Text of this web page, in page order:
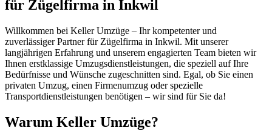
für Zügelfirma in Inkwil
Willkommen bei Keller Umzüge – Ihr kompetenter und
zuverlässiger Partner für Zügelfirma in Inkwil. Mit unserer
langjährigen Erfahrung und unserem engagierten Team bieten wir
Ihnen erstklassige Umzugsdienstleistungen, die speziell auf Ihre
Bedürfnisse und Wünsche zugeschnitten sind. Egal, ob Sie einen
privaten Umzug, einen Firmenumzug oder spezielle
Transportdienstleistungen benötigen – wir sind für Sie da!
Warum Keller Umzüge?